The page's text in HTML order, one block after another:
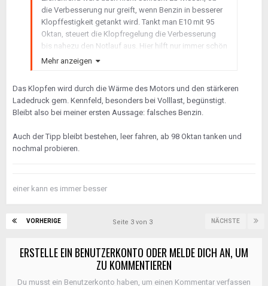
die Verbesserung nur greift, wenn Benzin in besserer
Klopffestigkeit getankt wird. Tankt man E10 mit 95
Oktan, steuert die Klopfregelung die Verbesserung
bis nahezu den Notlauf aus. Hier hilft nur immer schön
die 102 Oktan zu fahren.
Mehr anzeigen
Das Klopfen wird durch die Wärme des Motors und den stärkeren
Ladedruck gem. Kennfeld, besonders bei Volllast, begünstigt.
Bleibt also bei meiner ersten Aussage: falsches Benzin.
Auch der Tipp bleibt bestehen, leer fahren, ab 98 Oktan tanken und
nochmal probieren.
einer kann es immer besser
VORHERIGE NÄCHSTE
Seite 3 von 3
ERSTELLE EIN BENUTZERKONTO ODER MELDE DICH AN, UM
ZU KOMMENTIEREN
Du musst ein Benutzerkonto haben, um einen Kommentar verfassen